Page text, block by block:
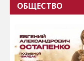
ОБЩЕСТВО